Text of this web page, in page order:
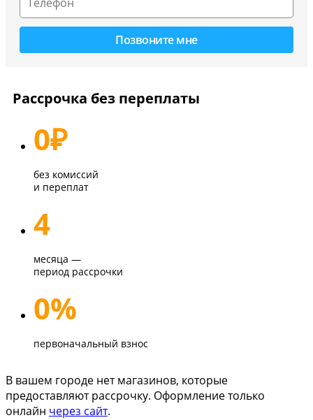
Рассрочка без переплаты
0₽
без комиссий
и переплат
4
месяца —
период рассрочки
0%
первоначальный взнос
В вашем городе нет магазинов, которые
предоставляют рассрочку. Оформление только
онлайн через сайт.